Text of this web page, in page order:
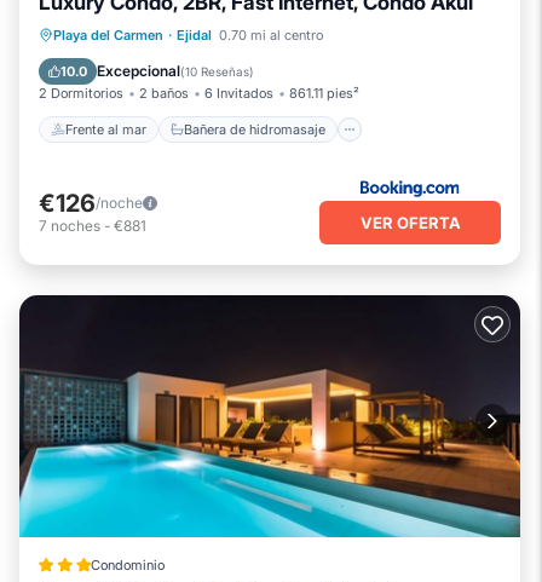
Playa del Carmen · Ejidal 0.70 mi al centro
10.0 Excepcional(10 Reseñas)
2 Dormitorios 2 baños 6 Invitados 861.11 pies²
Frente al mar Bañera de hidromasaje
Frente al mar
Bañera de hidromasaje
Desayuno
Aparcamiento
€126/noche
7 noches - €881 VER OFERTA
Condominio